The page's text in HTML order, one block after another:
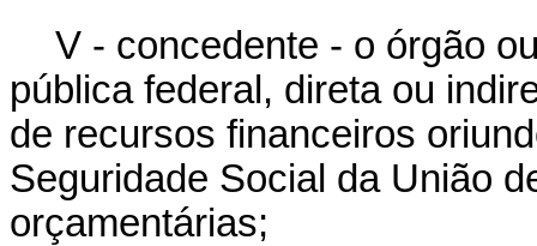
V - concedente - o órgão
pública federal, direta ou
de recursos financeiros
Seguridade Social da União
orçamentárias;